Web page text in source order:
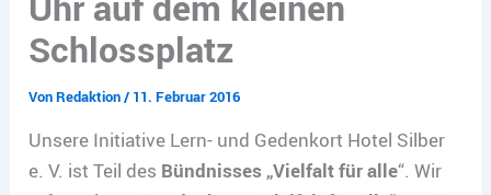
Schlossplatz
VonRedaktion/ 11. Februar 2016
Unsere Initiative Lern- und Gedenkort Hotel Silber
e. V. ist Teil des Bündnisses „Vielfalt für alle“. Wir